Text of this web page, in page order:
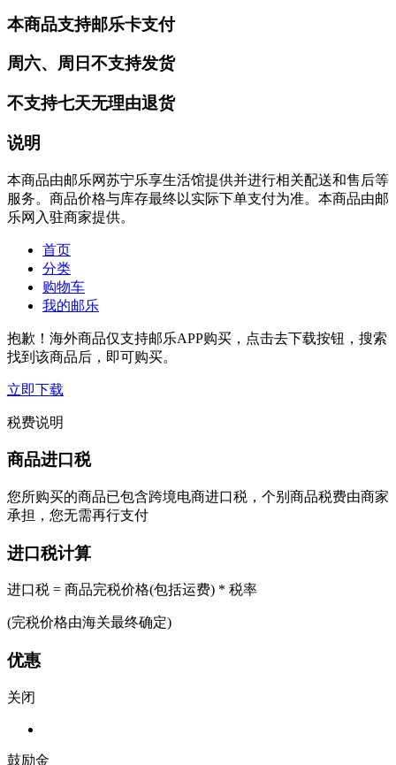
本商品支持邮乐卡支付
周六、周日不支持发货
不支持七天无理由退货
说明
本商品由邮乐网苏宁乐享生活馆提供并进行相关配送和售后等
服务。商品价格与库存最终以实际下单支付为准。本商品由邮
乐网入驻商家提供。
首页
分类
购物车
我的邮乐
抱歉！海外商品仅支持邮乐APP购买，点击去下载按钮，搜索
找到该商品后，即可购买。
立即下载
税费说明
商品进口税
您所购买的商品已包含跨境电商进口税，个别商品税费由商家
承担，您无需再行支付
进口税计算
进口税 = 商品完税价格(包括运费) * 税率
(完税价格由海关最终确定)
优惠
关闭
鼓励金